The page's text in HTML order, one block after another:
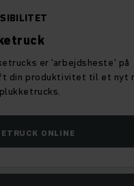
er 'arbejdsheste' på
din produktivitet til et nyt
ONLINE